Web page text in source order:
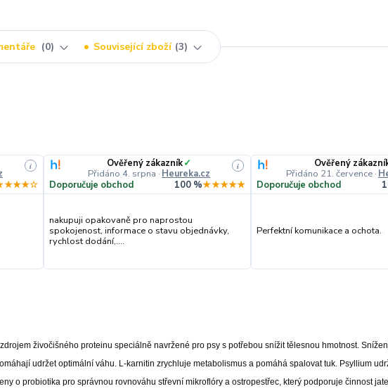
0 Související zboží 3
i Ověřený zákazník✓
Přidáno 4. srpna · Heureka.cz
i
Doporučuje obchod 100 %★★★★★
nakupuji opakovaně pro naprostou
spokojenost, informace o stavu objednávky,
rychlost dodání,....
Ověřený
Přidáno 21. července ·
Doporučuje obchod
Perfektní komunikace a ochota.
živočišného proteinu speciálně navržené pro psy s potřebou snížit tělesnou hmotnost.
udržet optimální váhu. L-karnitin zrychluje metabolismus a pomáhá spalovat tuk. Psyllium
o probiotika pro správnou rovnováhu střevní mikroflóry a ostropestřec, který podporuje činnost